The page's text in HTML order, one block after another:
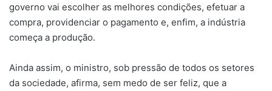
governo vai escolher as melhores condições, efetuar a
compra, providenciar o pagamento e, enfim, a indústria
começa a produção.
Ainda assim, o ministro, sob pressão de todos os setores
da sociedade, afirma, sem medo de ser feliz, que a